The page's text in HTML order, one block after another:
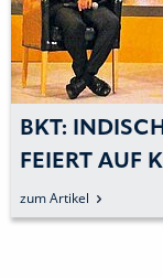
BKT:
FEIERT AUF
BESTEHEN
zum Artikel